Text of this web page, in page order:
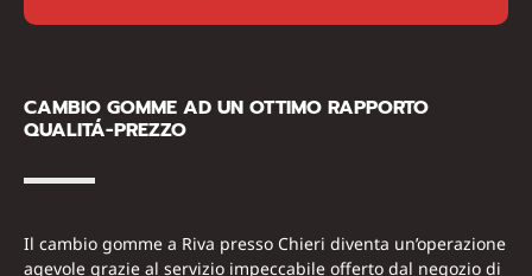
CAMBIO GOMME AD UN OTTIMO RAPPORTO
QUALITÁ-PREZZO
Il cambio gomme a Riva presso Chieri diventa un’operazione
agevole grazie al servizio impeccabile offerto dal negozio di